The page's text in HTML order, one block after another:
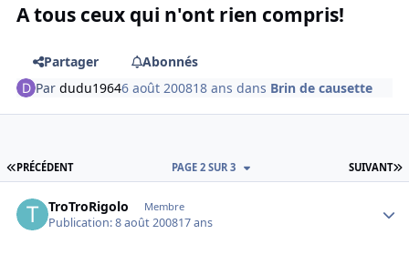
A tous ceux qui n'ont rien compris!
Partager
Abonnés
Pardudu19646 août 200818 ans dans Brin de causette
PREMIÈRE PAGE
PRÉCÉDENT SUIVANT
PAGE 2 SUR 3
TroTroRigolo Membre
Publication:8 août 200817 ans